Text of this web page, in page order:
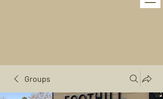
Groups